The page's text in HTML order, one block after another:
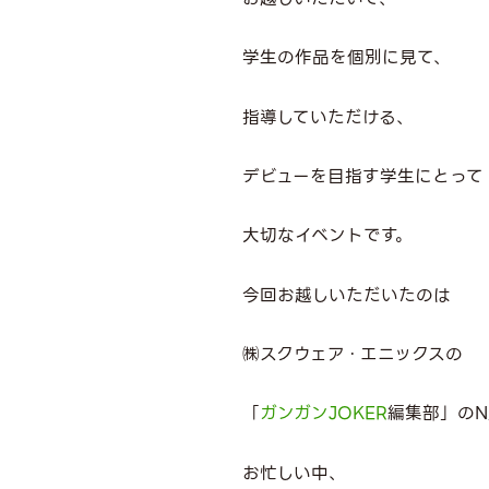
学生の作品を個別に見て、
指導していただける、
デビューを目指す学生にとって
大切なイベントです。
今回お越しいただいたのは
㈱スクウェア・エニックスの
「ガンガンJOKER編集部」のN
お忙しい中、